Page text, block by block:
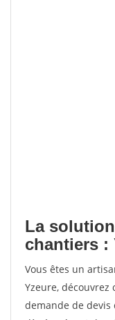
La
chantiers :
Vous êtes un
Yzeure,
demande de devis